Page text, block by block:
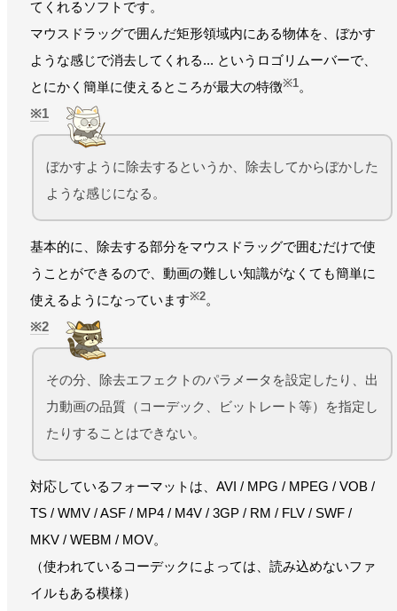
てくれるソフトです。
マウスドラッグで囲んだ矩形領域内にある物体を、ぼかす
ような感じで消去してくれる... というロゴリムーバーで、
とにかく簡単に使えるところが最大の特徴※1。
1
ぼかすように除去するというか、除去してからぼかした
ような感じになる。
基本的に、除去する部分をマウスドラッグで囲むだけで使
うことができるので、動画の難しい知識がなくても簡単に
使えるようになっています※2。
2
その分、除去エフェクトのパラメータを設定したり、出
力動画の品質（コーデック、ビットレート等）を指定し
たりすることはできない。
対応しているフォーマットは、AVI / MPG / MPEG / VOB /
TS / WMV / ASF / MP4 / M4V / 3GP / RM / FLV / SWF /
MKV / WEBM / MOV。
（使われているコーデックによっては、読み込めないファ
イルもある模様）